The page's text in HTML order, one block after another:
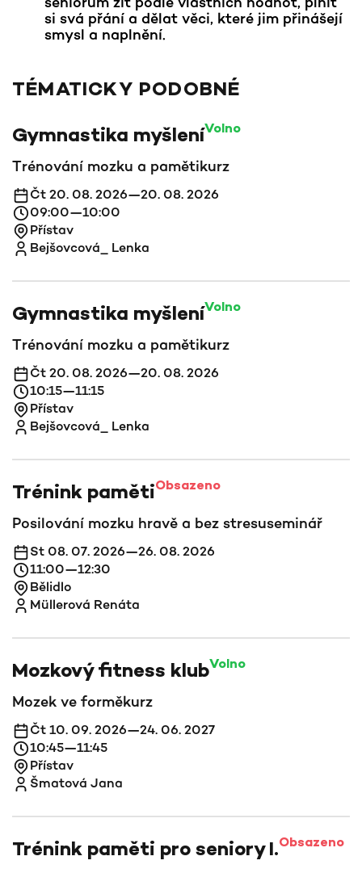
si svá přání a dělat věci, které jim přinášejí
smysl a naplnění.
TÉMATICKY PODOBNÉ
Gymnastika myšleníVolno
Trénování mozku a pamětikurz
Čt 20. 08. 2026—20. 08. 2026
09:00—10:00
Přístav
Bejšovcová_ Lenka
Gymnastika myšleníVolno
Trénování mozku a pamětikurz
Čt 20. 08. 2026—20. 08. 2026
10:15—11:15
Přístav
Bejšovcová_ Lenka
Trénink pamětiObsazeno
Posilování mozku hravě a bez stresuseminář
St 08. 07. 2026—26. 08. 2026
11:00—12:30
Bělidlo
Müllerová Renáta
Mozkový fitness klubVolno
Mozek ve forměkurz
Čt 10. 09. 2026—24. 06. 2027
10:45—11:45
Přístav
Šmatová Jana
Trénink paměti pro seniory I.Obsazeno